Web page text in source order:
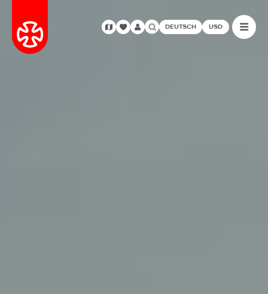
DEUTSCH USD